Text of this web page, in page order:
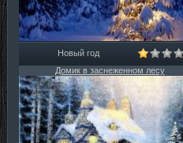
Новый год
Домик в заснеженном лесу